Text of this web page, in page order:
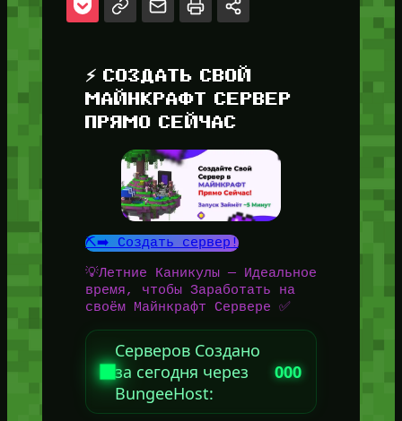
⚡ СОЗДАТЬ СВОЙ
МАЙНКРАФТ СЕРВЕР
ПРЯМО СЕЙЧАС
⛏️➡️ Создать сервер!
💡Летние Каникулы — Идеальное
время, чтобы Заработать на
своём Майнкрафт Сервере ✅
Серверов Создано
за сегодня через
BungeeHost:
000